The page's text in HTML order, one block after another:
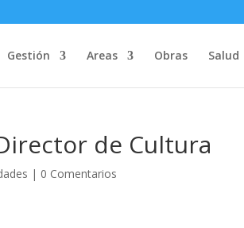
Gestión Areas Obras Salud
de Cultura
| 0 Comentarios